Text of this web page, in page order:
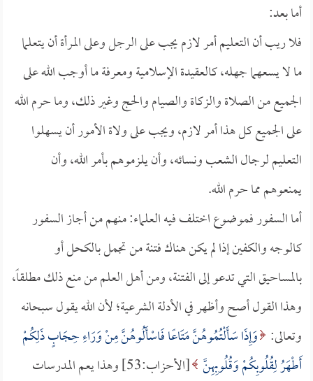
أما بعد:
فلا ريب أن التعليم أمر لازم يجب على الرجل وعلى المرأة أن يتعلما
ما لا يسعهما جهله، كالعقيدة الإسلامية ومعرفة ما أوجب الله على
الجميع من الصلاة والزكاة والصيام والحج وغير ذلك، وما حرم الله
على الجميع كل هذا أمر لازم، ويجب على ولاة الأمور أن يسهلوا
التعليم لرجال الشعب ونسائه، وأن يلزموهم بأمر الله، وأن
يمنعوهم مما حرم الله.
أما السفور فموضوع اختلف فيه العلماء: منهم من أجاز السفور
كالوجه والكفين إذا لم يكن هناك فتنة من تجمل بالكحل أو
بالمساحيق التي تدعو إلى الفتنة، ومن أهل العلم من منع ذلك مطلقاً،
وهذا القول أصح وأظهر في الأدلة الشرعية؛ لأن الله يقول سبحانه
وتعالى: وَإِذَا سَأَلْتُمُوهُنَّ مَتَاعًا فَاسْأَلُوهُنَّ مِنْ وَرَاءِ حِجَابٍ ذَلِكُمْ
أَطْهَرُ لِقُلُوبِكُمْ وَقُلُوبِهِنَّ
[الأحزاب:53] وهذا يعم المدرسات